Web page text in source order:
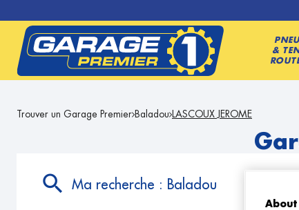
&
Trouver un Garage Premier Baladou LASCOUX JEROME
Ma recherche : Baladou
About